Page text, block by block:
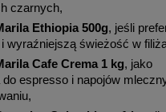
czarnych,
Ethiopia 500g, jeśli
wyraźniejszą świeżość w
Cafe Crema 1 kg, jako
do espresso i napojów